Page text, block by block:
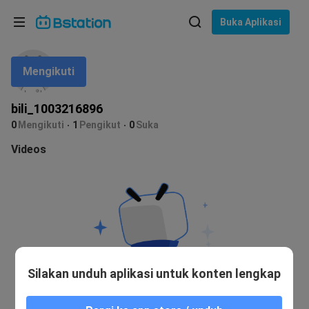
Buka Aplikasi
bili_1003216896
0 Mengikuti 1 Pengikut 0Suka
Mengikuti
Videos
Silakan unduh aplikasi untuk konten lengkap
Bahasa: Bahasa Indonesia
Pilih bahasa
English
ภาษาไทย
Tiếng Việt